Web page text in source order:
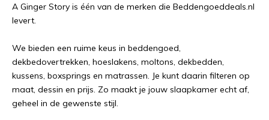
A Ginger Story is één van de merken die Beddengoeddeals.nl
levert.
We bieden een ruime keus in beddengoed,
dekbedovertrekken, hoeslakens, moltons, dekbedden,
kussens, boxsprings en matrassen. Je kunt daarin filteren op
maat, dessin en prijs. Zo maakt je jouw slaapkamer echt af,
geheel in de gewenste stijl.